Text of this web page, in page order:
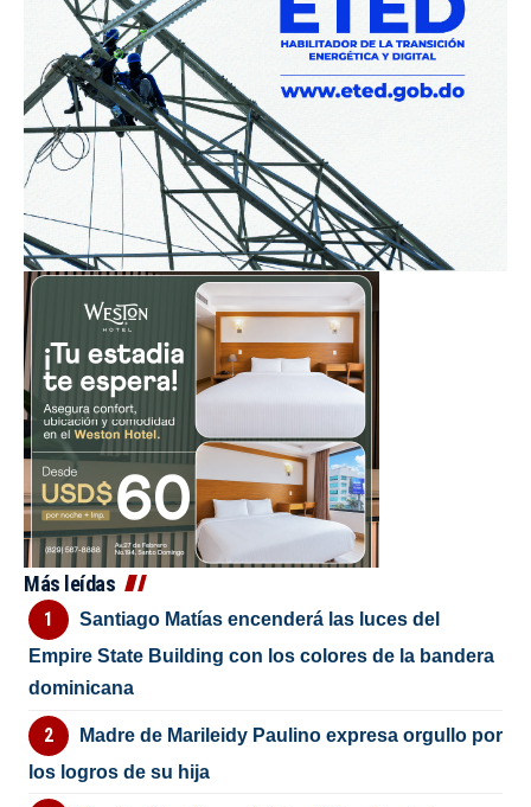
Más leídas
Santiago Matías encenderá las luces del
Empire State Building con los colores de la bandera
dominicana
Madre de Marileidy Paulino expresa orgullo por
los logros de su hija